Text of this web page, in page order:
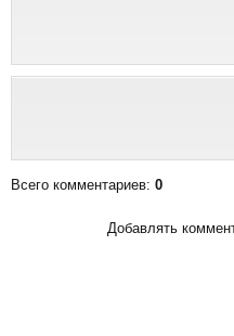
Всего комментариев: 0
Добавлять